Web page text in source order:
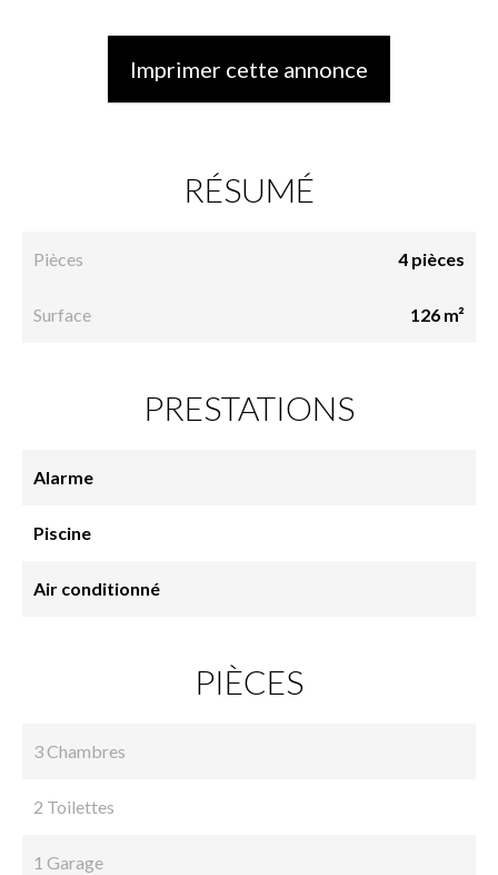
Imprimer cette annonce
RÉSUMÉ
Pièces 4 pièces
Surface 126 m²
PRESTATIONS
Alarme
Piscine
Air conditionné
PIÈCES
3 Chambres
2 Toilettes
1 Garage